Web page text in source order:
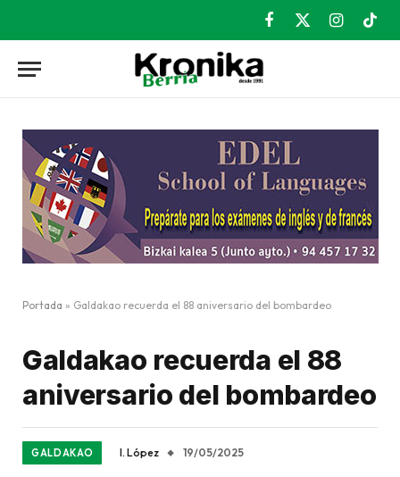
Facebook
X
Instagram
Portada » Galdakao recuerda el 88 aniversario del bombardeo
Galdakao recuerda el 88
aniversario del bombardeo
GALDAKAO I. López 19/05/2025